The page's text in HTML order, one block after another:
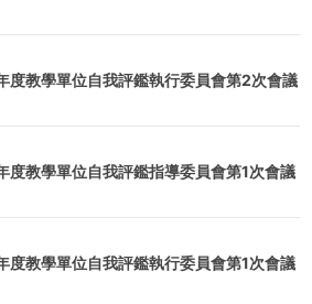
度教學單位自我評鑑執行委員會第2次會議
度教學單位自我評鑑指導委員會第1次會議
度教學單位自我評鑑執行委員會第1次會議